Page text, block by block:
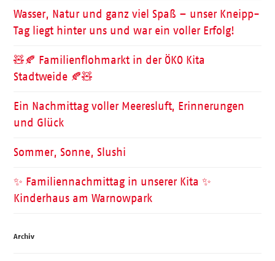
Wasser, Natur und ganz viel Spaß – unser Kneipp-
Tag liegt hinter uns und war ein voller Erfolg!
🧸🍂 Familienflohmarkt in der ÖKO Kita
Stadtweide 🍂🧸
Ein Nachmittag voller Meeresluft, Erinnerungen
und Glück
Sommer, Sonne, Slushi
✨ Familiennachmittag in unserer Kita ✨
Kinderhaus am Warnowpark
Archiv